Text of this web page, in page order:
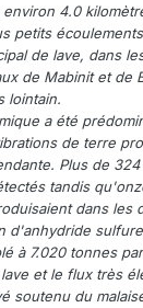
4.0
petits
de lave, dans
de Mabinit et de
lointain.
a été
de terre
Plus de
tandis
dans les
d'anhydride
à 7.020 tonnes
et le flux très
soutenu du